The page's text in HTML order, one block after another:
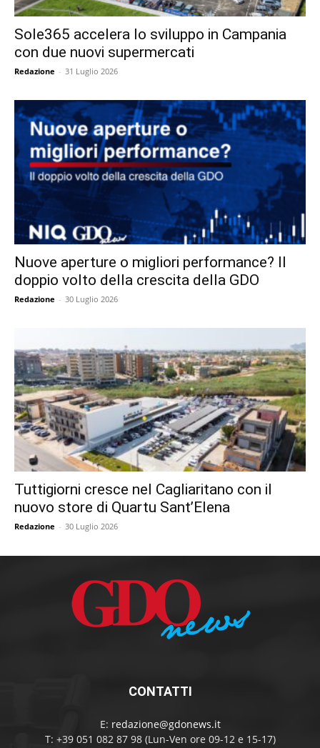
Sole365 accelera lo sviluppo in Campania
con due nuovi supermercati
Redazione - 31 Luglio 2026
Nuove aperture o migliori performance? Il
doppio volto della crescita della GDO
Redazione - 30 Luglio 2026
Tuttigiorni cresce nel Cagliaritano con il
nuovo store di Quartu Sant’Elena
Redazione - 30 Luglio 2026
CONTATTI
E: redazione@gdonews.it
T: +39 051 082 87 98 (Lun-Ven ore 09-12 e 15-17)